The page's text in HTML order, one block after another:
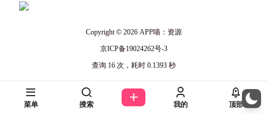
Copyright © 2026APP喵：资源
京ICP备19024262号-3
查询 16 次，耗时 0.1393 秒
菜单 搜索 我的 顶部